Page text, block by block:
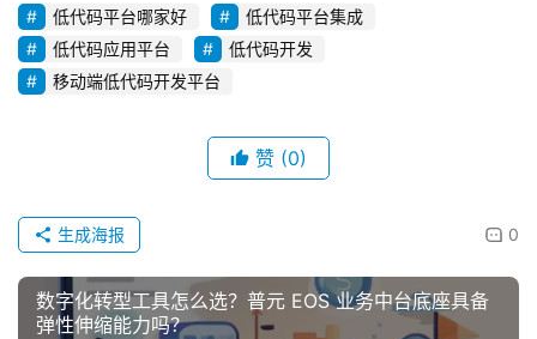
低代码平台哪家好
低代码平台集成
低代码应用平台
低代码开发
移动端低代码开发平台
赞 (0)
0
生成海报
数字化转型工具怎么选？普元 EOS 业务中台底座具备
弹性伸缩能力吗？